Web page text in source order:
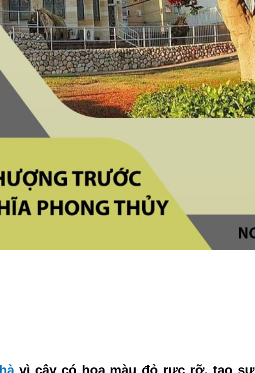
vì cây có hoa màu đỏ rực rỡ, tạo